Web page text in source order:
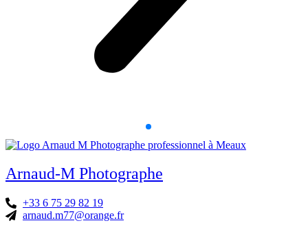
Arnaud-M Photographe
+33 6 75 29 82 19
arnaud.m77@orange.fr